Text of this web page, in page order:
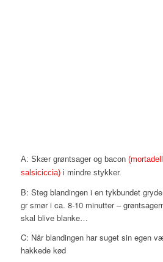
A: Skær grøntsager og bacon
salsiciccia)i mindre stykker.
B: Steg blandingen i en tykbundet
gr smør i ca. 8-10 minutter –
skal blive blanke…
C: Når blandingen har suget sin egen
hakkede kød